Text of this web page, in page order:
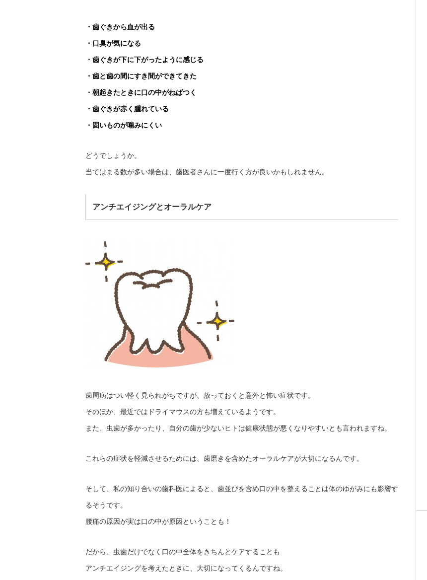
・歯ぐきから血が出る
・口臭が気になる
・歯ぐきが下に下がったように感じる
・歯と歯の間にすき間ができてきた
・朝起きたときに口の中がねばつく
・歯ぐきが赤く腫れている
・固いものが噛みにくい
どうでしょうか。
当てはまる数が多い場合は、歯医者さんに一度行く方が良いかもしれません。
アンチエイジングとオーラルケア
歯周病はつい軽く見られがちですが、放っておくと意外と怖い症状です。
そのほか、最近ではドライマウスの方も増えているようです。
また、虫歯が多かったり、自分の歯が少ないヒトは健康状態が悪くなりやすいとも言われますね。
これらの症状を軽減させるためには、歯磨きを含めたオーラルケアが大切になるんです。
そして、私の知り合いの歯科医によると、歯並びを含め口の中を整えることは体のゆがみにも影響す
るそうです。
腰痛の原因が実は口の中が原因ということも！
だから、虫歯だけでなく口の中全体をきちんとケアすることも
アンチエイジングを考えたときに、大切になってくるんですね。